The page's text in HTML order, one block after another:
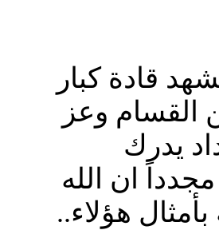
قادة كبار
القسام وعز
يدرك
ان الله
هؤلاء..